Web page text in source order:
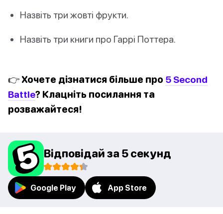
Назвіть три жовті фрукти.
Назвіть три книги про Гаррі Поттера.
👉 Хочете дізнатися більше про 5 Second
Battle? Клацніть посилання та
розважайтеся!
Відповідай за 5 секунд
Google Play App Store